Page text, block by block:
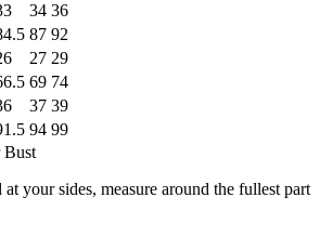
34 36
87 92
27 29
69 74
37 39
94 99
Bust
your sides, measure around the fullest part